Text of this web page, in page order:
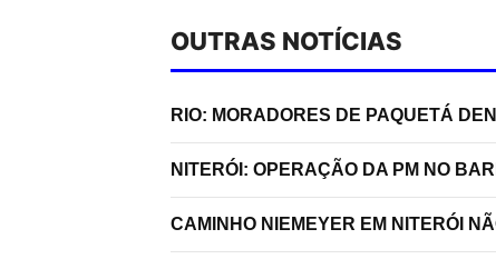
OUTRAS NOTÍCIAS
RIO: MORADORES DE PAQUETÁ
NITERÓI: OPERAÇÃO DA PM NO
CAMINHO NIEMEYER EM NITERÓI